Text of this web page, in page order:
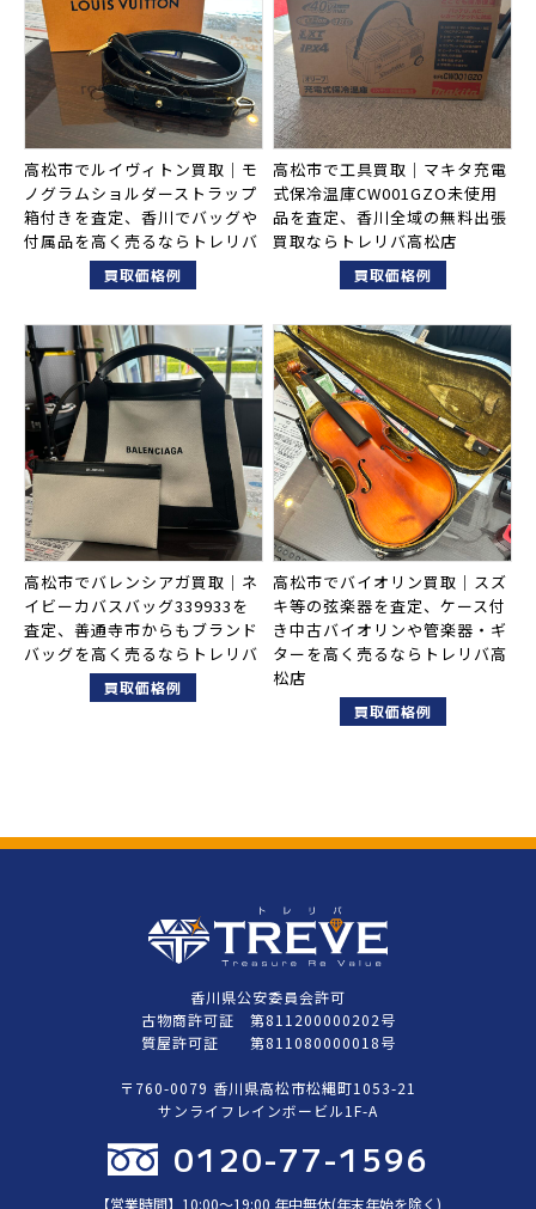
高松市でルイヴィトン買取｜モ
ノグラムショルダーストラップ
箱付きを査定、香川でバッグや
付属品を高く売るならトレリバ
買取価格例
高松市で工具買取｜マキタ充電
式保冷温庫CW001GZO未使用
品を査定、香川全域の無料出張
買取ならトレリバ高松店
買取価格例
高松市でバレンシアガ買取｜ネ
イビーカバスバッグ339933を
査定、善通寺市からもブランド
バッグを高く売るならトレリバ
買取価格例
高松市でバイオリン買取｜スズ
キ等の弦楽器を査定、ケース付
き中古バイオリンや管楽器・ギ
ターを高く売るならトレリバ高
松店
買取価格例
香川県公安委員会許可
古物商許可証 第811200000202号
質屋許可証 第811080000018号
〒760-0079 香川県高松市松縄町1053-21
サンライフレインボービル1F-A
0120-77-1596
【営業時間】10:00〜19:00 年中無休(年末年始を除く)